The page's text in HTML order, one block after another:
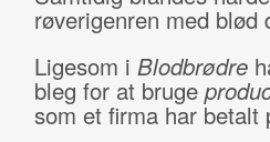
røverigenren med blød
Ligesom i Blodbrødre
bleg for at bruge
som et firma har